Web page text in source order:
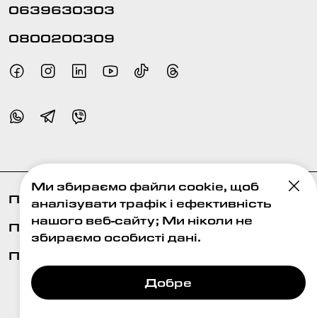
0639630303
0800200309
Про нас
Публiчна оферта
Політика конфіденційності
© 2026 єОпора. Всі права захищені
Ми збираємо файли cookie, щоб
аналізувати трафік і ефективність
нашого веб-сайту; Ми ніколи не
збираємо особисті дані.
Добре